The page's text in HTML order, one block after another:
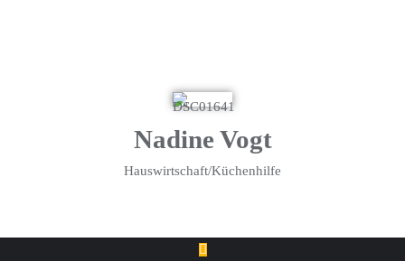
Nadine Vogt
Hauswirtschaft/Küchenhilfe